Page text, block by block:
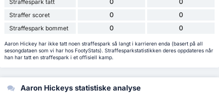
Straffespark tatt
Straffer scoret 0 0
Straffespark bommet 0 0
Aaron Hickey har ikke tatt noen straffespark så langt i karrieren enda (basert på all
sesongdataen som vi har hos FootyStats). Straffesparkstatistikken deres oppdateres når
han har tatt en straffespark i et offisiell kamp.
Aaron Hickeys statistiske analyse